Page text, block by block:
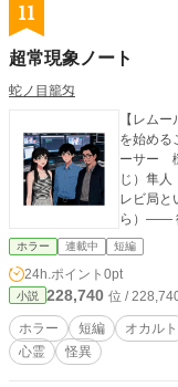
落を埋
重厚ロジック
る。 緻
み合い、
筋が凍る
い、命を
揺さぶる圧倒的
で、消え
――注意し
11
超常現象ノート
蛇ノ目籠匁
【レム
を始めることとなる。
ーサー
じ）隼人
レビ局と
ホラー 連載中 短編
24h.ポイント 0pt
小説 228,740 位 /
ホラー 短編 オカルト
心霊
怪異